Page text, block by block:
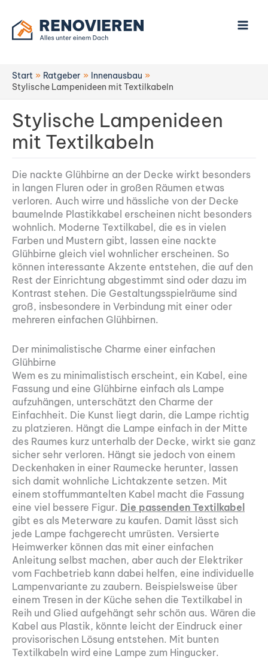
Inhalt
springen
Start Ratgeber
Innenausbau
Stylische Lampenideen mit Textilkabeln
Stylische Lampenideen
mit Textilkabeln
Die nackte Glühbirne an der Decke wirkt besonders
in langen Fluren oder in großen Räumen etwas
verloren. Auch wirre und hässliche von der Decke
baumelnde Plastikkabel erscheinen nicht besonders
wohnlich. Moderne Textilkabel, die es in vielen
Farben und Mustern gibt, lassen eine nackte
Glühbirne gleich viel wohnlicher erscheinen. So
können interessante Akzente entstehen, die auf den
Rest der Einrichtung abgestimmt sind oder dazu im
Kontrast stehen. Die Gestaltungsspielräume sind
groß, insbesondere in Verbindung mit einer oder
mehreren einfachen Glühbirnen.
Der minimalistische Charme einer einfachen
Glühbirne
Wem es zu minimalistisch erscheint, ein Kabel, eine
Fassung und eine Glühbirne einfach als Lampe
aufzuhängen, unterschätzt den Charme der
Einfachheit. Die Kunst liegt darin, die Lampe richtig
zu platzieren. Hängt die Lampe einfach in der Mitte
des Raumes kurz unterhalb der Decke, wirkt sie ganz
sicher sehr verloren. Hängt sie jedoch von einem
Deckenhaken in einer Raumecke herunter, lassen
sich damit wohnliche Lichtakzente setzen. Mit
einem stoffummantelten Kabel macht die Fassung
eine viel bessere Figur. Die passenden Textilkabel
gibt es als Meterware zu kaufen. Damit lässt sich
jede Lampe fachgerecht umrüsten. Versierte
Heimwerker können das mit einer einfachen
Anleitung selbst machen, aber auch der Elektriker
vom Fachbetrieb kann dabei helfen, eine individuelle
Lampenvariante zu zaubern. Beispielsweise über
einem Tresen in der Küche sehen die Textilkabel in
Reih und Glied aufgehängt sehr schön aus. Wären die
Kabel aus Plastik, könnte leicht der Eindruck einer
provisorischen Lösung entstehen. Mit bunten
Textilkabeln wird eine Lampe zum Hingucker.